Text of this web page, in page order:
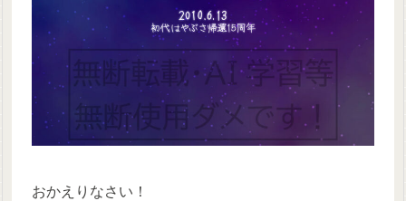
おかえりなさい！